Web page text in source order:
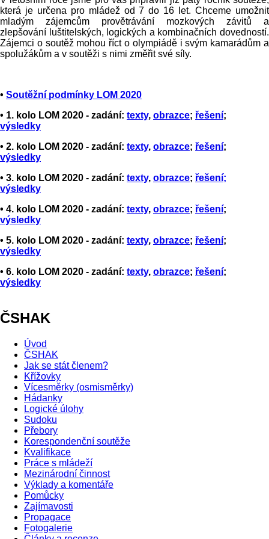
která je určena pro mládež od 7 do 16 let. Chceme umožnit
mladým zájemcům provětrávání mozkových závitů a
zlepšování luštitelských, logických a kombinačních dovedností.
Zájemci o soutěž mohou říct o olympiádě i svým kamarádům a
spolužákům a v soutěži s nimi změřit své síly.
• Soutěžní podmínky LOM 2020
• 1. kolo LOM 2020 - zadání: texty, obrazce; řešení;
výsledky
• 2. kolo LOM 2020 - zadání: texty, obrazce; řešení;
výsledky
• 3. kolo LOM 2020 - zadání: texty, obrazce; řešení;
výsledky
• 4. kolo LOM 2020 - zadání: texty, obrazce; řešení;
výsledky
• 5. kolo LOM 2020 - zadání: texty, obrazce; řešení;
výsledky
• 6. kolo LOM 2020 - zadání: texty, obrazce; řešení;
výsledky
ČSHAK
Úvod
ČSHAK
Jak se stát členem?
Křížovky
Vícesměrky (osmisměrky)
Hádanky
Logické úlohy
Sudoku
Přebory
Korespondenční soutěže
Kvalifikace
Práce s mládeží
Mezinárodní činnost
Výklady a komentáře
Pomůcky
Zajímavosti
Propagace
Fotogalerie